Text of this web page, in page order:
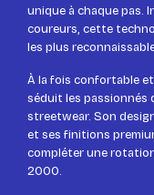
unique à chaque pas.
coureurs, cette
les plus
À la fois confortable
séduit les passionnés
streetwear. Son
et ses finitions
compléter une
2000.